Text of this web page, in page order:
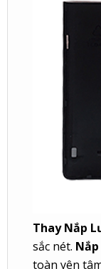
Thay Nắp
sắc nét.
toàn yên